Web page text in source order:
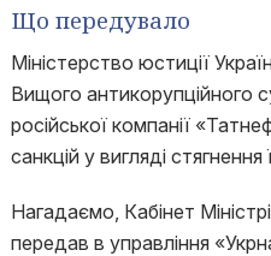
Що передувало
Міністерство юстиції
Вищого антикорупційного
російської компанії
санкцій у вигляді стягнення
Нагадаємо, Кабінет
передав в управління